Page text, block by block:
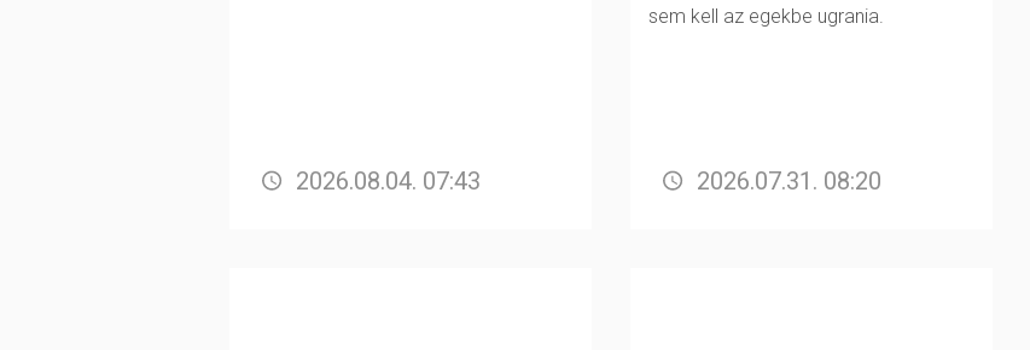
2026.08.04. 07:43
sem kell az egekbe ugrania.
2026.07.31. 08:20